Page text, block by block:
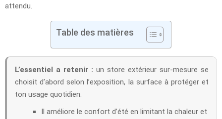
attendu.
Table des matières
L’essentiel a retenir : un store extérieur sur-mesure se
choisit d’abord selon l’exposition, la surface à protéger et
ton usage quotidien.
Il améliore le confort d’été en limitant la chaleur et